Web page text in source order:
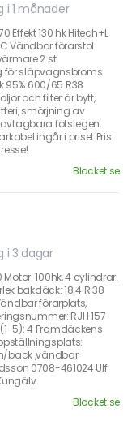
i 1 månader
Effekt 130 hk Hitech+L
Vändbar förarstol
2 st
för släpvagnsbroms
95% 600/65 R38
och filter är bytt,
smörjning av
fotstegen.
ingår i priset Pris
Blocket.se
i 3 dagar
100hk, 4 cylindrar.
bakdäck: 18.4 R 38
förarplats,
RJH 157
5): 4 Framdäckens
back ,vändbar
0708-461024 Ulf
Blocket.se